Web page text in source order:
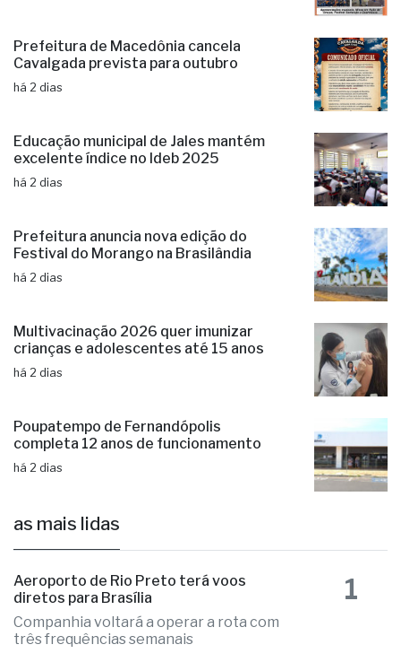
Prefeitura de Macedônia cancela
Cavalgada prevista para outubro
há 2 dias
Educação municipal de Jales mantém
excelente índice no Ideb 2025
há 2 dias
Prefeitura anuncia nova edição do
Festival do Morango na Brasilândia
há 2 dias
Multivacinação 2026 quer imunizar
crianças e adolescentes até 15 anos
há 2 dias
Poupatempo de Fernandópolis
completa 12 anos de funcionamento
há 2 dias
as mais lidas
Aeroporto de Rio Preto terá voos
diretos para Brasília
Companhia voltará a operar a rota com
três frequências semanais
1